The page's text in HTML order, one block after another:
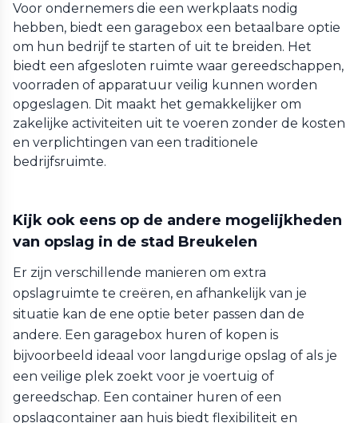
Voor ondernemers die een werkplaats nodig
hebben, biedt een garagebox een betaalbare optie
om hun bedrijf te starten of uit te breiden. Het
biedt een afgesloten ruimte waar gereedschappen,
voorraden of apparatuur veilig kunnen worden
opgeslagen. Dit maakt het gemakkelijker om
zakelijke activiteiten uit te voeren zonder de kosten
en verplichtingen van een traditionele
bedrijfsruimte.
Kijk ook eens op de andere mogelijkheden
van opslag in de stad Breukelen
Er zijn verschillende manieren om extra
opslagruimte te creëren, en afhankelijk van je
situatie kan de ene optie beter passen dan de
andere. Een garagebox huren of kopen is
bijvoorbeeld ideaal voor langdurige opslag of als je
een veilige plek zoekt voor je voertuig of
gereedschap. Een container huren of een
opslagcontainer aan huis biedt flexibiliteit en